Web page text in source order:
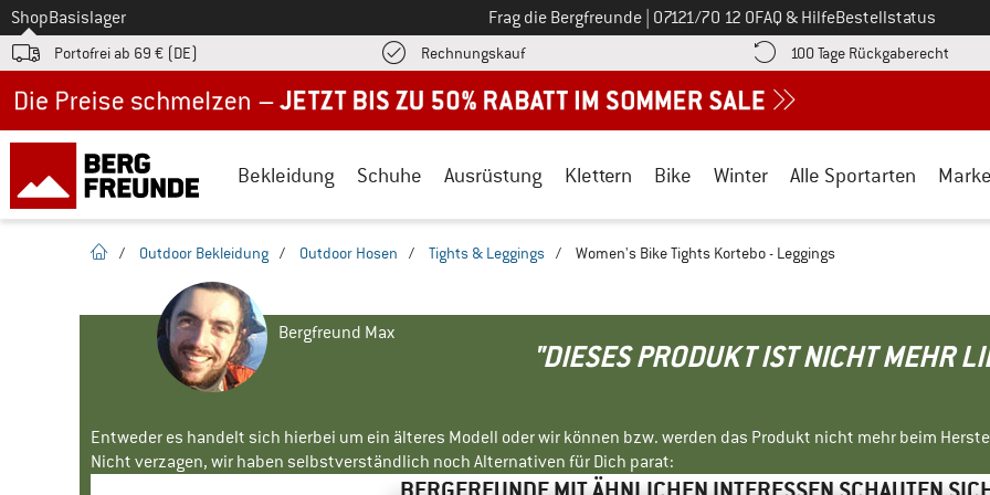
Zum
ShopBasislager Frag die Bergfreunde Ruf uns an unter
07121/70 12 0FAQ & HilfeBestellstatus
Portofrei ab 69 € (DE) RechnungskaufFinde die Zahlungs-Infos hier! Öffnet sich in einer Infobox
100 Tage Rückgaberecht
Bekleidung Schuhe Ausrüstung Klettern Bike Winter Alle Sportarten
Startseite
/ Outdoor Bekleidung / Outdoor Hosen / Tights & Leggings / Women's Bike Tights Kortebo - Leggings
Bergfreund Max
"DIESES PRODUKT IST NICHT MEHR
Entweder es handelt sich hierbei um ein älteres Modell oder wir können bzw. werden das Produkt nicht mehr beim
Nicht verzagen, wir haben selbstverständlich noch Alternativen für Dich parat: